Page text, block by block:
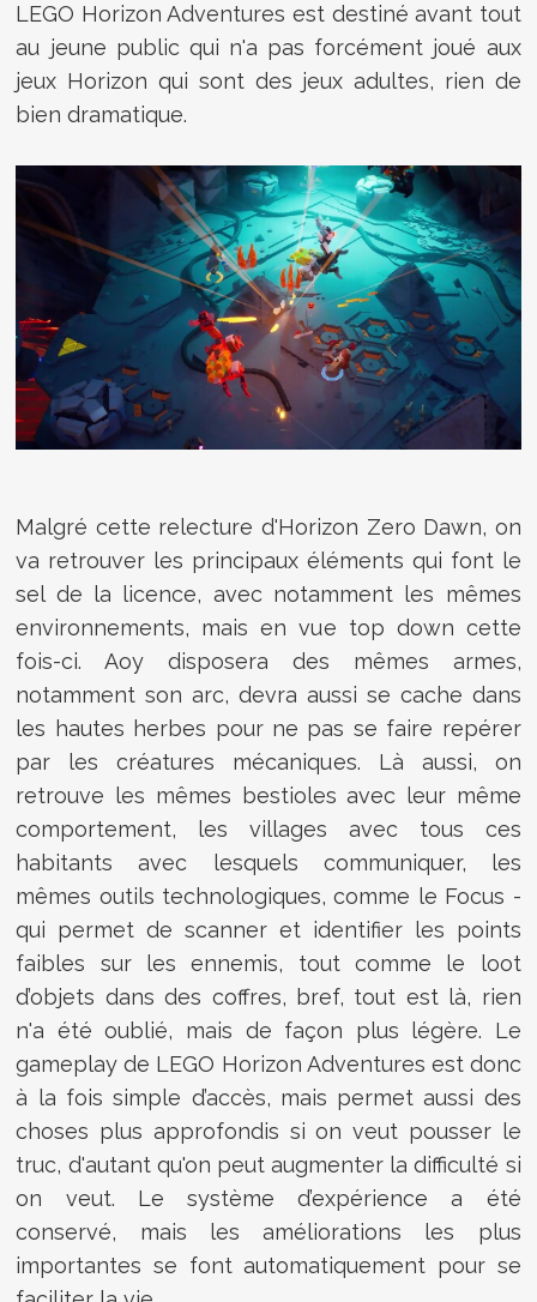
LEGO Horizon Adventures est destiné avant tout
au jeune public qui n'a pas forcément joué aux
jeux Horizon qui sont des jeux adultes, rien de
bien dramatique.
Malgré cette relecture d'Horizon Zero Dawn, on
va retrouver les principaux éléments qui font le
sel de la licence, avec notamment les mêmes
environnements, mais en vue top down cette
fois-ci. Aoy disposera des mêmes armes,
notamment son arc, devra aussi se cache dans
les hautes herbes pour ne pas se faire repérer
par les créatures mécaniques. Là aussi, on
retrouve les mêmes bestioles avec leur même
comportement, les villages avec tous ces
habitants avec lesquels communiquer, les
mêmes outils technologiques, comme le Focus -
qui permet de scanner et identifier les points
faibles sur les ennemis, tout comme le loot
d’objets dans des coffres, bref, tout est là, rien
n'a été oublié, mais de façon plus légère. Le
gameplay de LEGO Horizon Adventures est donc
à la fois simple d’accès, mais permet aussi des
choses plus approfondis si on veut pousser le
truc, d'autant qu'on peut augmenter la difficulté si
on veut. Le système d’expérience a été
conservé, mais les améliorations les plus
importantes se font automatiquement pour se